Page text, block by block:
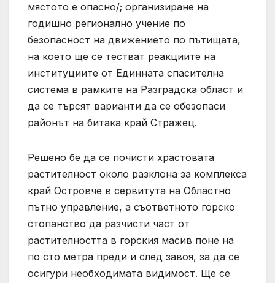
мястото е опасно/; организиране на
годишно регионално учение по
безопасност на движението по пътищата,
на което ще се тестват реакциите на
институциите от Единната спасителна
система в рамките на Разградска област и
да се търсят варианти да се обезопаси
районът на битака край Стражец.
Решено бе да се почисти храстовата
растителност около разклона за комплекса
край Островче в сервитута на Областно
пътно управление, а съответното горско
стопанство да разчисти част от
растителността в горския масив поне на
по сто метра преди и след завоя, за да се
осигури необходимата видимост. Ще се